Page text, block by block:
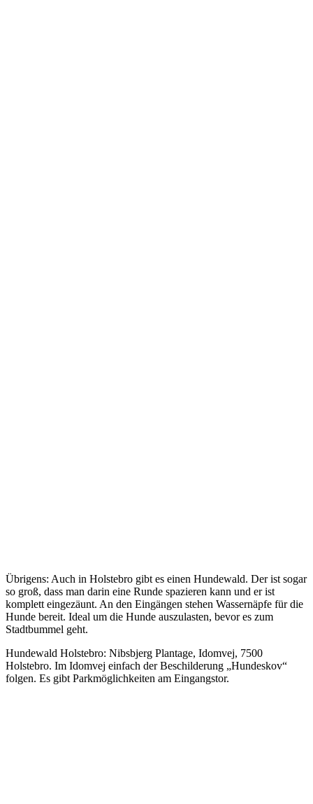
Übrigens: Auch in Holstebro gibt es einen Hundewald. Der ist sogar
so groß, dass man darin eine Runde spazieren kann und er ist
komplett eingezäunt. An den Eingängen stehen Wassernäpfe für die
Hunde bereit. Ideal um die Hunde auszulasten, bevor es zum
Stadtbummel geht.
Hundewald Holstebro: Nibsbjerg Plantage, Idomvej, 7500
Holstebro. Im Idomvej einfach der Beschilderung „Hundeskov“
folgen. Es gibt Parkmöglichkeiten am Eingangstor.